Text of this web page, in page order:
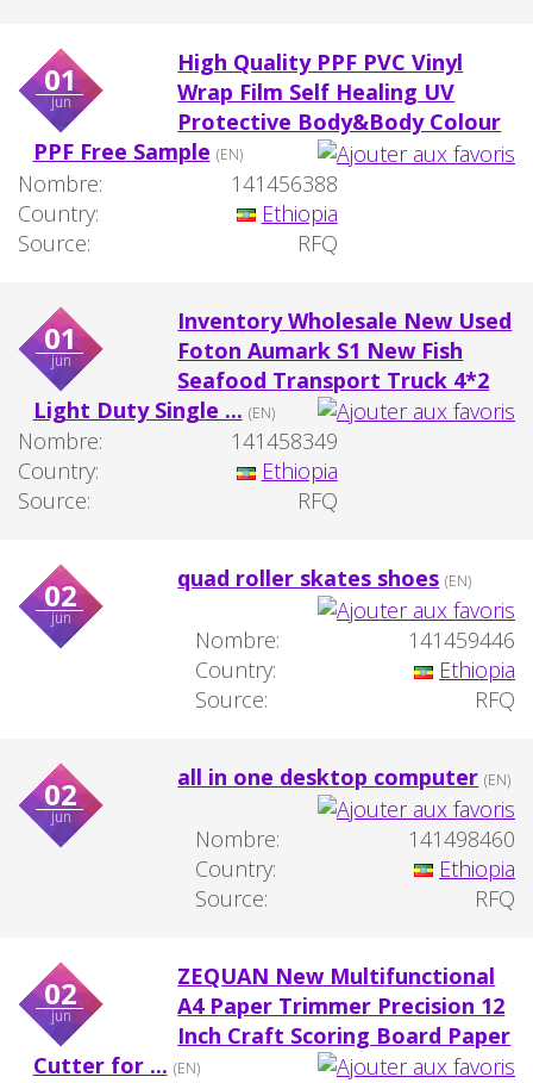
01
jun
High Quality PPF PVC Vinyl
Wrap Film Self Healing UV
Protective Body&Body Colour
PPF Free Sample (EN)
Nombre:
141456388
Country:
Ethiopia
Source:
RFQ
01
jun
Inventory Wholesale New Used
Foton Aumark S1 New Fish
Seafood Transport Truck 4*2
Light Duty Single ... (EN)
Nombre:
141458349
Country:
Ethiopia
Source:
RFQ
02
jun
quad roller skates shoes (EN)
Nombre:
141459446
Country:
Ethiopia
Source:
RFQ
02
jun
all in one desktop computer (EN)
Nombre:
141498460
Country:
Ethiopia
Source:
RFQ
02
jun
ZEQUAN New Multifunctional
A4 Paper Trimmer Precision 12
Inch Craft Scoring Board Paper
Cutter for ... (EN)